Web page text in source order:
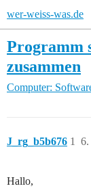
wer-weiss-was.de
Programm
zusammen
Computer:
J_rg_b5b676 6.
1
Hallo,